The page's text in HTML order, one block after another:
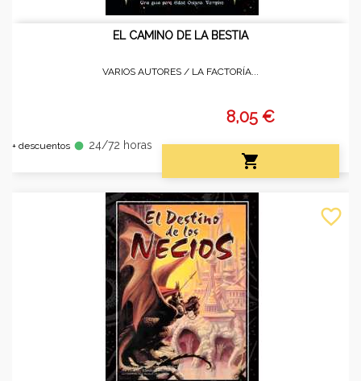
EL CAMINO DE LA BESTIA
VARIOS AUTORES / LA FACTORÍA...
+ descuentos fiber_manual_record 24/72 horas
8,05 €

favorite_border